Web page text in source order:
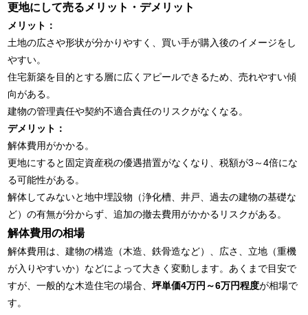
更地にして売るメリット・デメリット
メリット：
土地の広さや形状が分かりやすく、買い手が購入後のイメージをし
やすい。
住宅新築を目的とする層に広くアピールできるため、売れやすい傾
向がある。
建物の管理責任や契約不適合責任のリスクがなくなる。
デメリット：
解体費用がかかる。
更地にすると固定資産税の優遇措置がなくなり、税額が3～4倍にな
る可能性がある。
解体してみないと地中埋設物（浄化槽、井戸、過去の建物の基礎な
ど）の有無が分からず、追加の撤去費用がかかるリスクがある。
解体費用の相場
解体費用は、建物の構造（木造、鉄骨造など）、広さ、立地（重機
が入りやすいか）などによって大きく変動します。あくまで目安で
すが、一般的な木造住宅の場合、坪単価4万円～6万円程度が相場で
す。